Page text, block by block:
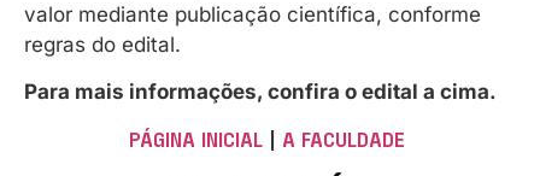
valor mediante publicação científica, conforme
regras do edital.
Para mais informações, confira o edital a cima.
PÁGINA INICIAL A FACULDADE